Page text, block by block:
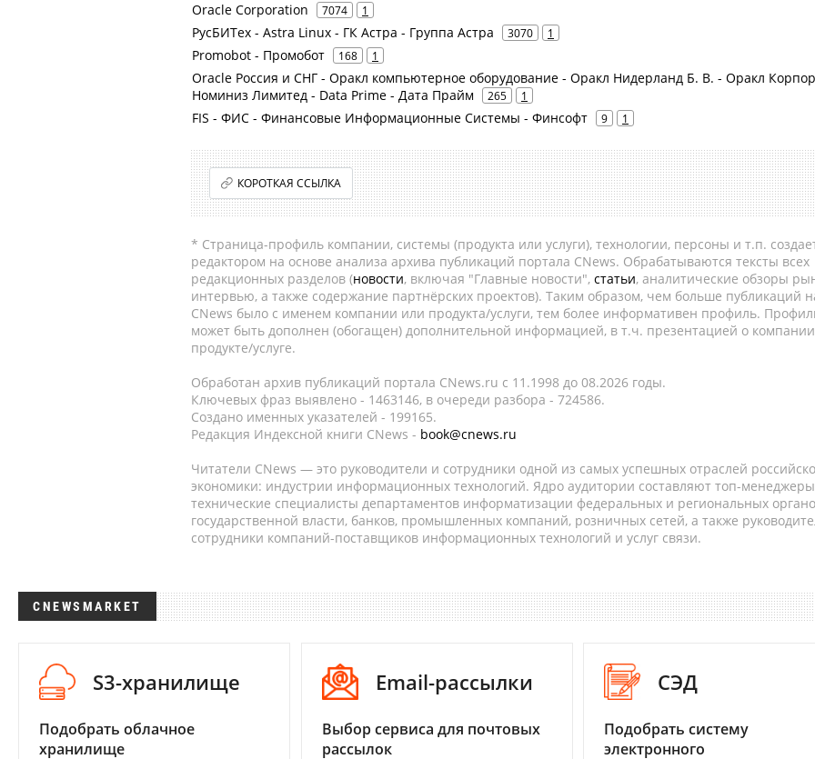
Oracle Corporation 7074 1
РусБИТех - Astra Linux - ГК Астра - Группа Астра 3070 1
Promobot - Промобот 168 1
Oracle Россия и СНГ - Оракл компьютерное оборудование - Оракл Нидерланд Б. В. - Оракл
Номиниз Лимитед - Data Prime - Дата Прайм
265 1
FIS - ФИС - Финансовые Информационные Системы - Финсофт 9 1
КОРОТКАЯ ССЫЛКА
* Страница-профиль компании, системы (продукта или услуги), технологии, персоны и т.п.
редактором на основе анализа архива публикаций портала CNews. Обрабатываются тексты всех
редакционных разделов (новости, включая "Главные новости", статьи, аналитические обзоры
интервью, а также содержание партнёрских проектов). Таким образом, чем больше публикаций
CNews было с именем компании или продукта/услуги, тем более информативен профиль.
может быть дополнен (обогащен) дополнительной информацией, в т.ч. презентацией о
продукте/услуге.
Обработан архив публикаций портала CNews.ru c 11.1998 до 08.2026 годы.
Ключевых фраз выявлено - 1463146, в очереди разбора - 724586.
Создано именных указателей - 199165.
Редакция Индексной книги CNews - book@cnews.ru
Читатели CNews — это руководители и сотрудники одной из самых успешных отраслей
экономики: индустрии информационных технологий. Ядро аудитории составляют топ-
технические специалисты департаментов информатизации федеральных и региональных
государственной власти, банков, промышленных компаний, розничных сетей, а также
сотрудники компаний-поставщиков информационных технологий и услуг связи.
CNEWSMARKET
S3-хранилище
Подобрать облачное
хранилище
Email-рассылки
Выбор сервиса для почтовых
рассылок
СЭД
Подобрать систему
электронного